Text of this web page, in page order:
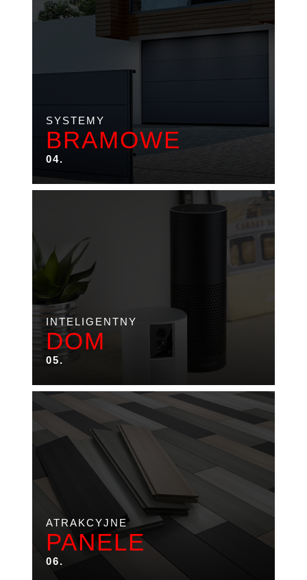
SYSTEMY
BRAMOWE
04.
INTELIGENTNY
DOM
05.
ATRAKCYJNE
PANELE
06.